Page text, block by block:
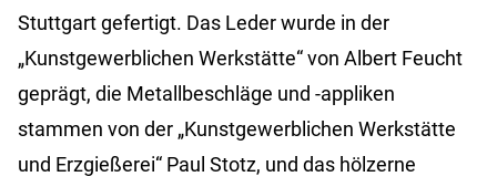
Stuttgart gefertigt. Das Leder wurde in der
„Kunstgewerblichen Werkstätte“ von Albert Feucht
geprägt, die Metallbeschläge und -appliken
stammen von der „Kunstgewerblichen Werkstätte
und Erzgießerei“ Paul Stotz, und das hölzerne